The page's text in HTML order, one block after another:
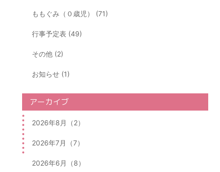
ももぐみ（０歳児） (71)
行事予定表 (49)
その他 (2)
お知らせ (1)
アーカイブ
2026年8月（2）
2026年7月（7）
2026年6月（8）